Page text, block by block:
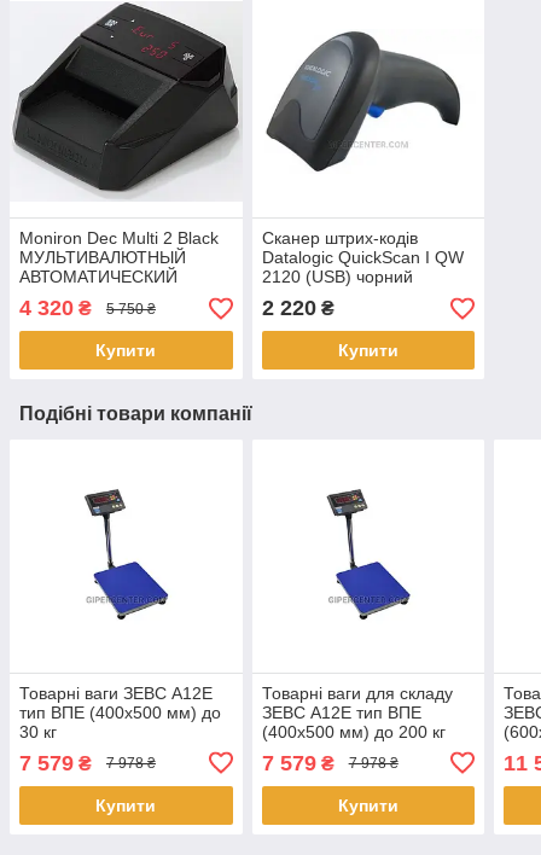
Moniron Dec Multi 2 Black
МУЛЬТИВАЛЮТНЫЙ
АВТОМАТИЧЕСКИЙ
ДЕТЕКТОР ВАЛЮТ
4 320 ₴ 5 750 ₴
Купити
Сканер штрих-кодів
Datalogic QuickScan I QW
2120 (USB) чорний
2 220₴
Купити
Подібні товари компанії
Товарні ваги ЗЕВС А12Е
тип ВПЕ (400х500 мм) до
30 кг
7 579 ₴ 7 978 ₴
Купити
Товарні ваги для складу
ЗЕВС А12Е тип ВПЕ
(400х500 мм) до 200 кг
7 579₴ 7 978 ₴
Купити
11